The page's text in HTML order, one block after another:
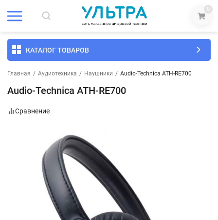
0
КАТАЛОГ ТОВАРОВ
Главная / Аудиотехника / Наушники / Audio-Technica ATH-RE700
Audio-Technica ATH-RE700
Сравнение